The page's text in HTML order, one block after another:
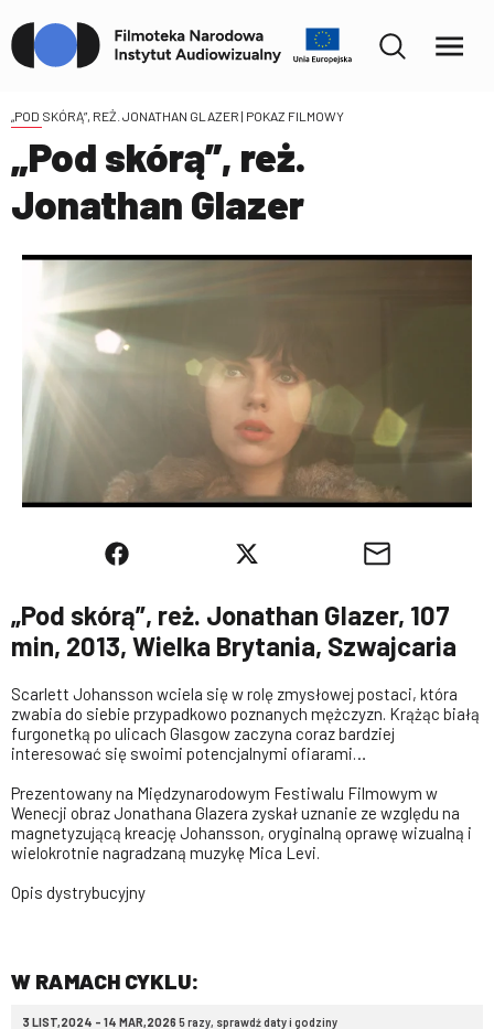
„POD SKÓRĄ”, REŻ. JONATHAN GLAZER | POKAZ FILMOWY
„Pod skórą”, reż.
Jonathan Glazer
„Pod skórą”, reż. Jonathan Glazer, 107
min, 2013, Wielka Brytania, Szwajcaria
Scarlett Johansson wciela się w rolę zmysłowej postaci, która
zwabia do siebie przypadkowo poznanych mężczyzn. Krążąc białą
furgonetką po ulicach Glasgow zaczyna coraz bardziej
interesować się swoimi potencjalnymi ofiarami…
Prezentowany na Międzynarodowym Festiwalu Filmowym w
Wenecji obraz Jonathana Glazera zyskał uznanie ze względu na
magnetyzującą kreację Johansson, oryginalną oprawę wizualną i
wielokrotnie nagradzaną muzykę Mica Levi.
Opis dystrybucyjny
W RAMACH CYKLU:
3 LIST,2024 - 14 MAR,2026 5 razy, sprawdź daty i godziny